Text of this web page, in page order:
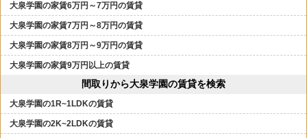
大泉学園の家賃6万円～7万円の賃貸
大泉学園の家賃7万円～8万円の賃貸
大泉学園の家賃8万円～9万円の賃貸
大泉学園の家賃9万円以上の賃貸
間取りから大泉学園の賃貸を検索
大泉学園の1R~1LDKの賃貸
大泉学園の2K~2LDKの賃貸